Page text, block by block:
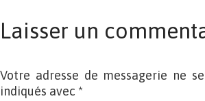
Laisser un
Votre adresse de messagerie ne
indiqués avec *